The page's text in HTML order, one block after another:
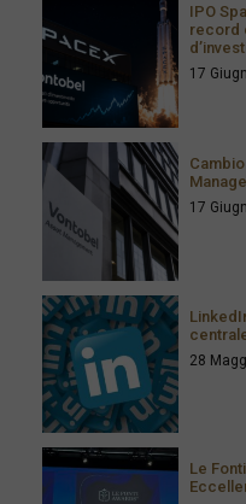
IPO
record
17
17
28
Le